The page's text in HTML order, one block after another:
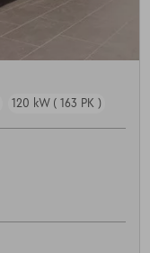
120 kW ( 163 PK )